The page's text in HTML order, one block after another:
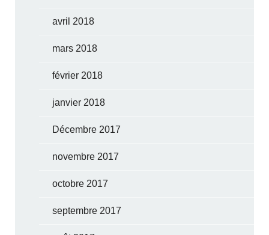
avril 2018
mars 2018
février 2018
janvier 2018
Décembre 2017
novembre 2017
octobre 2017
septembre 2017